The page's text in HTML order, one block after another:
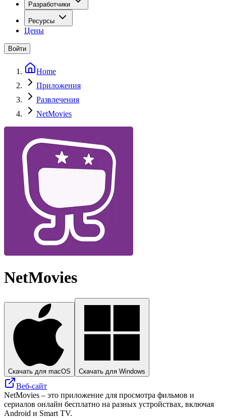
Разработчики
Ресурсы
Цены
Войти
Home
Приложения
Развлечения
NetMovies
NetMovies
Скачать для macOS Скачать для Windows
Веб-сайт
NetMovies – это приложение для просмотра фильмов и
сериалов онлайн бесплатно на разных устройствах, включая
Android и Smart TV.